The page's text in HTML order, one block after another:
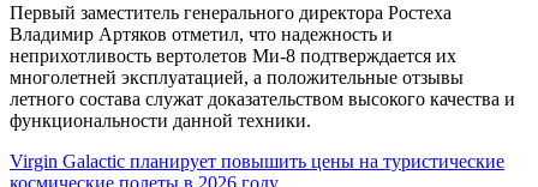
Первый заместитель генерального директора Ростеха
Владимир Артяков отметил, что надежность и
неприхотливость вертолетов Ми-8 подтверждается их
многолетней эксплуатацией, а положительные отзывы
летного состава служат доказательством высокого качества и
функциональности данной техники.
Навигация
Virgin Galactic планирует повышить цены на туристические
космические полеты в 2026 году